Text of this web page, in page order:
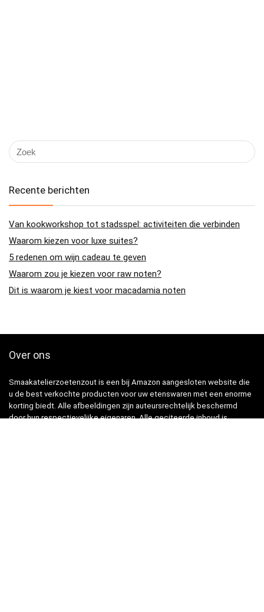
Recente berichten
Van kookworkshop tot stadsspel: activiteiten die verbinden
Waarom kiezen voor luxe suites?
5 redenen om wijn cadeau te geven
Waarom zou je kiezen voor raw noten?
Dit is waarom je kiest voor macadamia noten
Over ons
Smaakatelierzoetenzout is een bij Amazon aangesloten website die
u de best verkochte producten voor uw etenswaren met een enorme
korting biedt. Alle afbeeldingen zijn auteursrechtelijk beschermd
door hun respectievelijke eigenaren. Alle geciteerde inhoud is